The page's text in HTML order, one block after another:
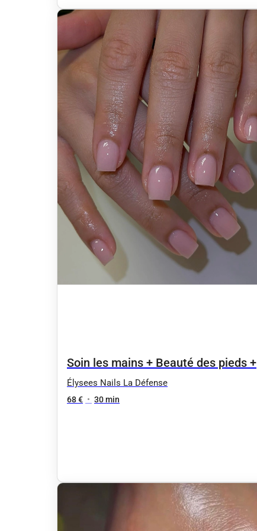
Soin les mains + Beauté des pieds +
Vernis normal
Élysees Nails La Défense
68 € • 30 min